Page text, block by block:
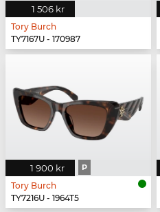
1 506 kr
Tory Burch
TY7167U - 170987
1 900 kr P
Tory Burch
TY7216U - 1964T5